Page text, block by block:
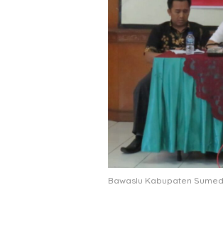
Bawaslu Kabupaten